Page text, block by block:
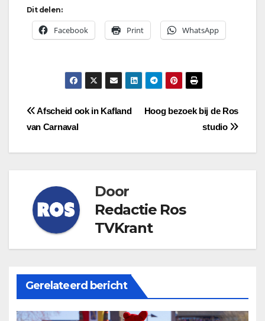
Dit delen:
Facebook Print WhatsApp
Bericht
Hoog bezoek bij de Ros
studio
Afscheid ook in Kafland
van Carnaval
Door
Redactie Ros
TVKrant
Gerelateerd bericht